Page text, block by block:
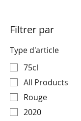
Filtrer par
Type d'article
75cl
All Products
Rouge
2020